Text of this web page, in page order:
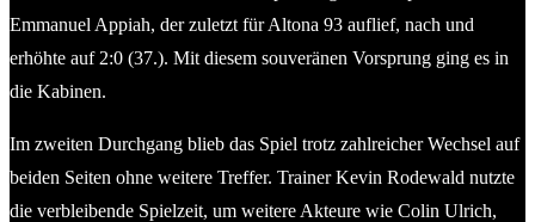
Emmanuel Appiah, der zuletzt für Altona 93 auflief, nach und
erhöhte auf 2:0 (37.). Mit diesem souveränen Vorsprung ging es in
die Kabinen.
Im zweiten Durchgang blieb das Spiel trotz zahlreicher Wechsel auf
beiden Seiten ohne weitere Treffer. Trainer Kevin Rodewald nutzte
die verbleibende Spielzeit, um weitere Akteure wie Colin Ulrich,